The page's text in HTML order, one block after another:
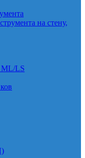
на стену,
ML/LS